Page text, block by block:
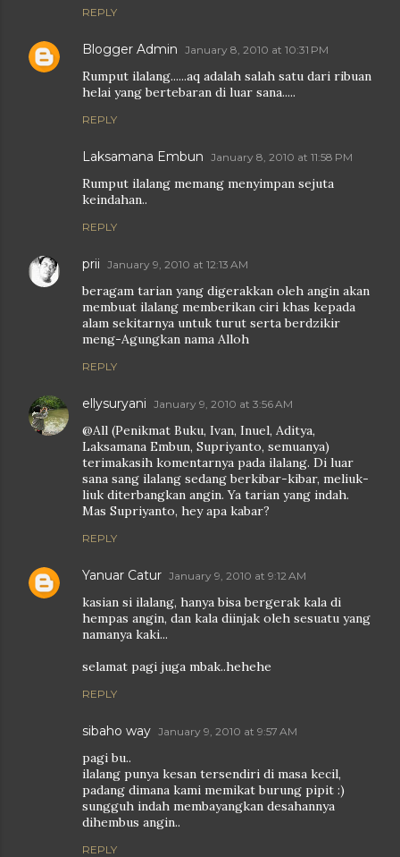
REPLY
Blogger Admin January 8, 2010 at 10:31 PM
Rumput ilalang......aq adalah salah satu dari ribuan
helai yang bertebaran di luar sana.....
REPLY
Laksamana Embun January 8, 2010 at 11:58 PM
Rumput ilalang memang menyimpan sejuta
keindahan..
REPLY
prii January 9, 2010 at 12:13 AM
beragam tarian yang digerakkan oleh angin akan
membuat ilalang memberikan ciri khas kepada
alam sekitarnya untuk turut serta berdzikir
meng-Agungkan nama Alloh
REPLY
ellysuryani January 9, 2010 at 3:56 AM
@All (Penikmat Buku, Ivan, Inuel, Aditya,
Laksamana Embun, Supriyanto, semuanya)
terimakasih komentarnya pada ilalang. Di luar
sana sang ilalang sedang berkibar-kibar, meliuk-
liuk diterbangkan angin. Ya tarian yang indah.
Mas Supriyanto, hey apa kabar?
REPLY
Yanuar Catur January 9, 2010 at 9:12 AM
kasian si ilalang, hanya bisa bergerak kala di
hempas angin, dan kala diinjak oleh sesuatu yang
namanya kaki...
selamat pagi juga mbak..hehehe
REPLY
sibaho way January 9, 2010 at 9:57 AM
pagi bu..
ilalang punya kesan tersendiri di masa kecil,
padang dimana kami memikat burung pipit :)
sungguh indah membayangkan desahannya
dihembus angin..
REPLY